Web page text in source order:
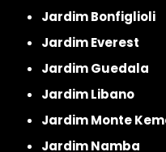
Jardim Bonfiglioli
Jardim Everest
Jardim Guedala
Jardim Libano
Jardim Monte
Jardim Namba